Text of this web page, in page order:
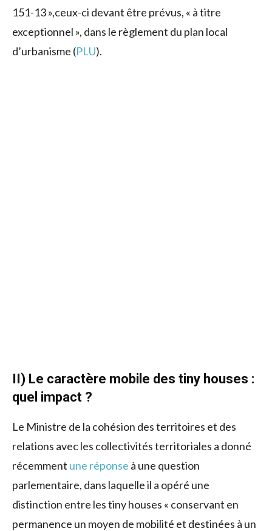
151-13 »,ceux-ci devant être prévus, « à titre
exceptionnel », dans le règlement du plan local
d’urbanisme (PLU).
II) Le caractère mobile des tiny houses :
quel impact ?
Le Ministre de la cohésion des territoires et des
relations avec les collectivités territoriales a donné
récemment une réponse à une question
parlementaire, dans laquelle il a opéré une
distinction entre les tiny houses « conservant en
permanence un moyen de mobilité et destinées à un